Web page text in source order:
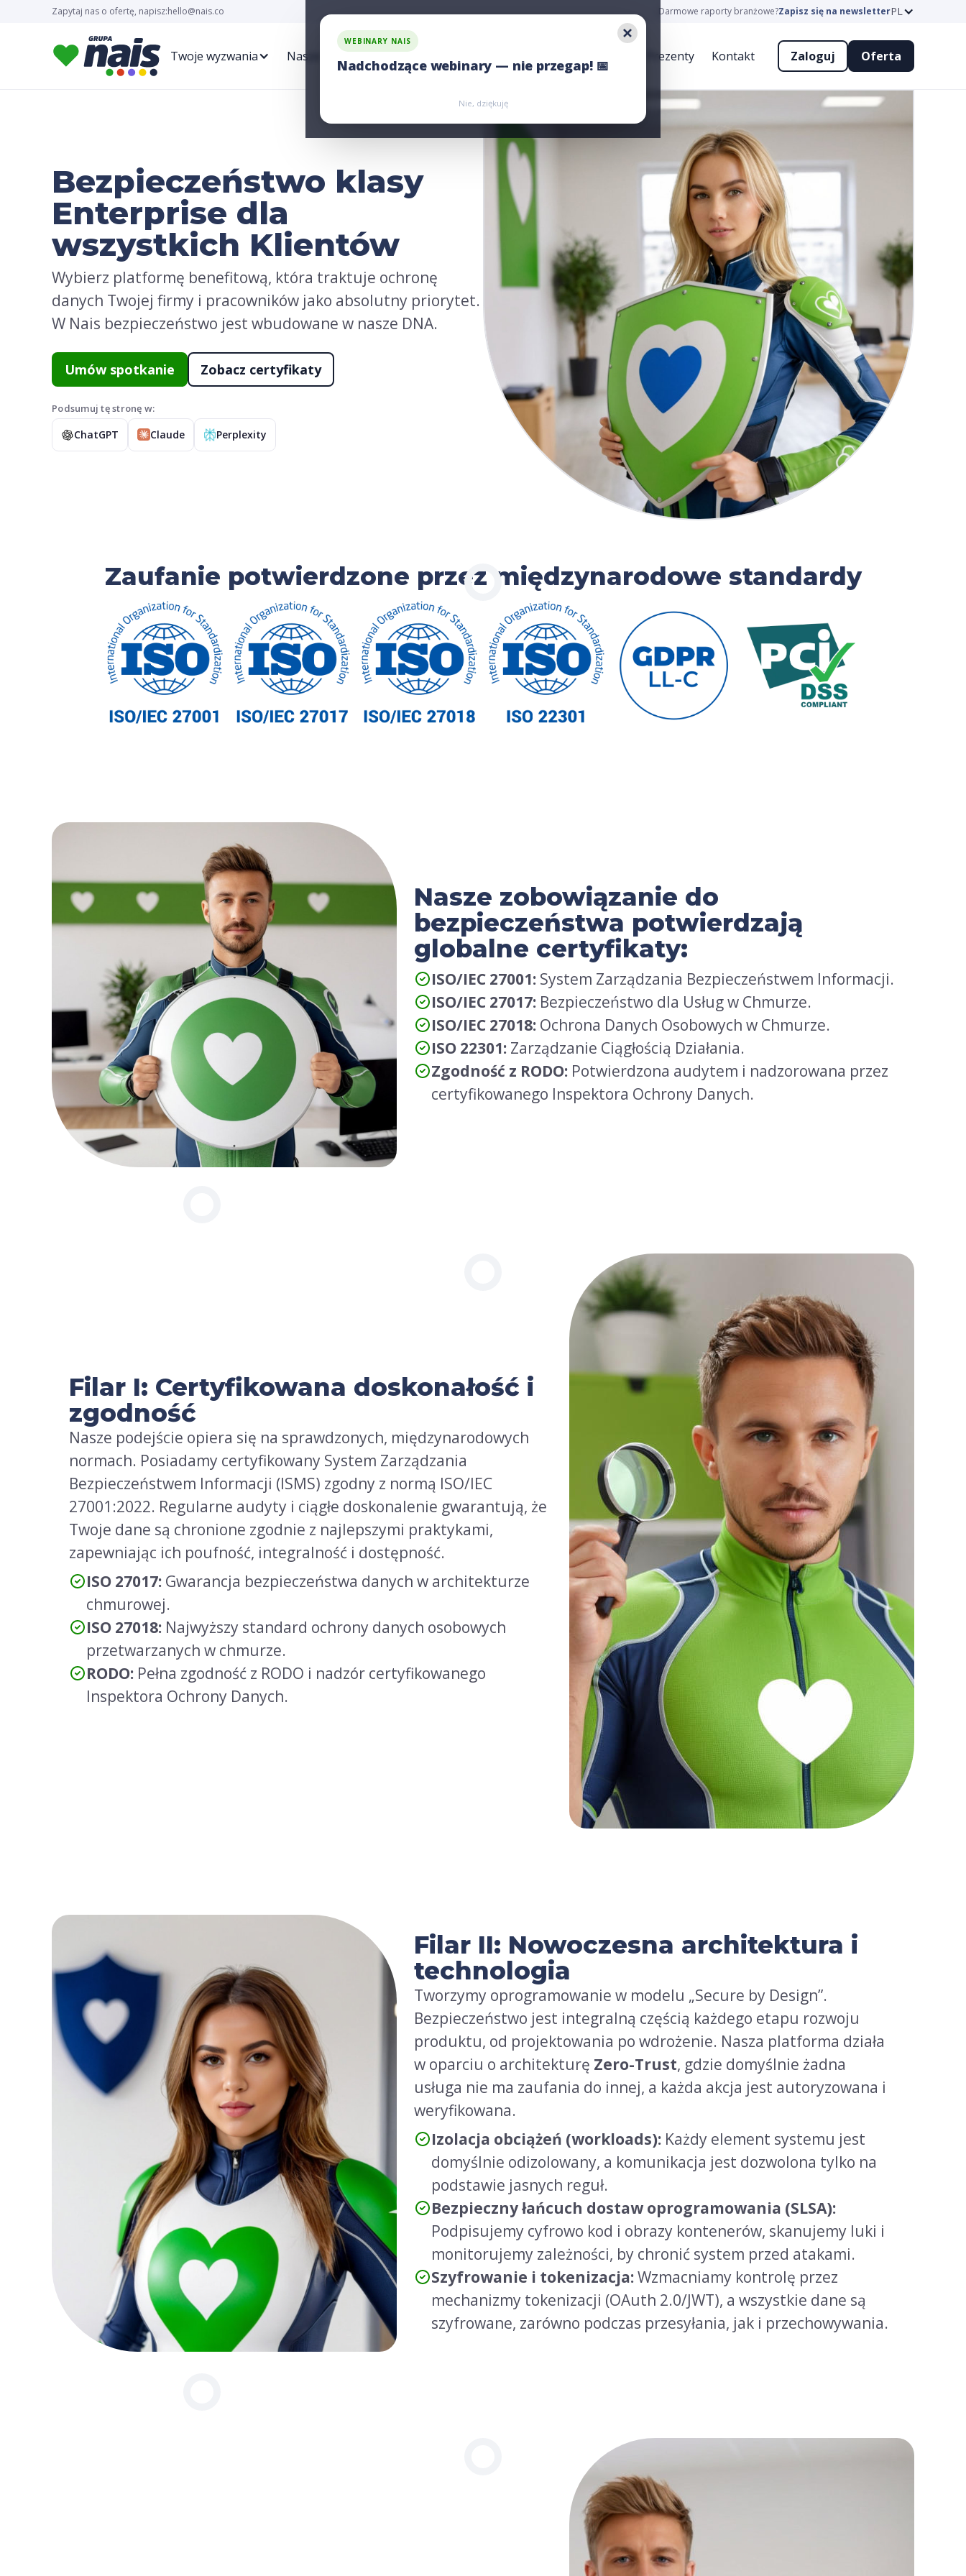
Zapytaj nas o ofertę, napisz:hello@nais.co Darmowe raporty branżowe?Zapisz się na newsletterPL
Twoje wyzwania Nasze rozwiązania Prezenty Kontakt Zaloguj Oferta
Bezpieczeństwo klasy
Enterprise dla
wszystkich Klientów
Wybierz platformę benefitową, która traktuje ochronę
danych Twojej firmy i pracowników jako absolutny priorytet.
W Nais bezpieczeństwo jest wbudowane w nasze DNA.
Umów spotkanie Zobacz certyfikaty
Podsumuj tę stronę w:
ChatGPT Claude Perplexity
Zaufanie potwierdzone przez międzynarodowe standardy
Nasze zobowiązanie do
bezpieczeństwa potwierdzają
globalne certyfikaty:
ISO/IEC 27001: System Zarządzania Bezpieczeństwem Informacji.
ISO/IEC 27017: Bezpieczeństwo dla Usług w Chmurze.
ISO/IEC 27018: Ochrona Danych Osobowych w Chmurze.
ISO 22301: Zarządzanie Ciągłością Działania.
Zgodność z RODO: Potwierdzona audytem i nadzorowana przez
certyfikowanego Inspektora Ochrony Danych.
Filar I: Certyfikowana doskonałość i
zgodność
Nasze podejście opiera się na sprawdzonych, międzynarodowych
normach. Posiadamy certyfikowany System Zarządzania
Bezpieczeństwem Informacji (ISMS) zgodny z normą ISO/IEC
27001:2022. Regularne audyty i ciągłe doskonalenie gwarantują, że
Twoje dane są chronione zgodnie z najlepszymi praktykami,
zapewniając ich poufność, integralność i dostępność.
ISO 27017: Gwarancja bezpieczeństwa danych w architekturze
chmurowej.
ISO 27018: Najwyższy standard ochrony danych osobowych
przetwarzanych w chmurze.
RODO: Pełna zgodność z RODO i nadzór certyfikowanego
Inspektora Ochrony Danych.
Filar II: Nowoczesna architektura i
technologia
Tworzymy oprogramowanie w modelu „Secure by Design”.
Bezpieczeństwo jest integralną częścią każdego etapu rozwoju
produktu, od projektowania po wdrożenie. Nasza platforma działa
w oparciu o architekturę Zero-Trust, gdzie domyślnie żadna
usługa nie ma zaufania do innej, a każda akcja jest autoryzowana i
weryfikowana.
Izolacja obciążeń (workloads): Każdy element systemu jest
domyślnie odizolowany, a komunikacja jest dozwolona tylko na
podstawie jasnych reguł.
Bezpieczny łańcuch dostaw oprogramowania (SLSA):
Podpisujemy cyfrowo kod i obrazy kontenerów, skanujemy luki i
monitorujemy zależności, by chronić system przed atakami.
Szyfrowanie i tokenizacja:Wzmacniamy kontrolę przez
mechanizmy tokenizacji (OAuth 2.0/JWT), a wszystkie dane są
szyfrowane, zarówno podczas przesyłania, jak i przechowywania.
WEBINARY NAIS
Nadchodzące webinary — nie przegap! 📅
Zarejestruj się
Zarejestruj się
Nie, dziękuję